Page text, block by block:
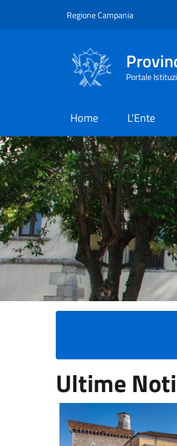
Regione Campania
Portale
Home L'Ente
Provincia di
Ultime